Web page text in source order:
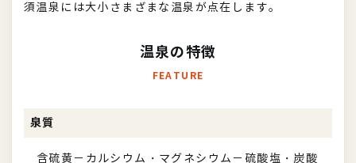
須温泉には大小さまざまな温泉が点在します。
温泉の特徴
FEATURE
泉質
含硫黄－カルシウム・マグネシウム－硫酸塩・炭酸